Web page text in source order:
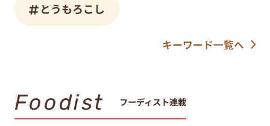
とうもろこし
キーワード一覧へ
Foodist フーディスト連載